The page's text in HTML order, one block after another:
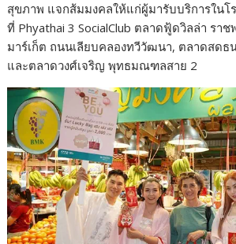
สุขภาพ แจกส้มมงคลให้แก่ผู้มารับบริการในโ
ที่ Phyathai 3 SocialClub ตลาดฟู้ดวิลล่า รา
มาร์เก็ต ถนนเลียบคลองทวีวัฒนา, ตลาดสด
และตลาดวงศ์เจริญ พุทธมณฑลสาย 2